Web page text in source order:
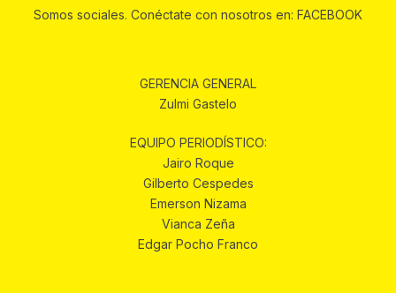
Somos sociales. Conéctate con nosotros en: FACEBOOK
GERENCIA GENERAL
Zulmi Gastelo
EQUIPO PERIODÍSTICO:
Jairo Roque
Gilberto Cespedes
Emerson Nizama
Vianca Zeña
Edgar Pocho Franco